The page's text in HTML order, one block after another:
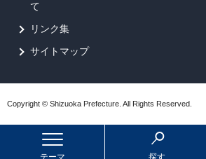
テーマ 探す
て
リンク集
サイトマップ
Copyright © Shizuoka Prefecture. All Rights Reserved.